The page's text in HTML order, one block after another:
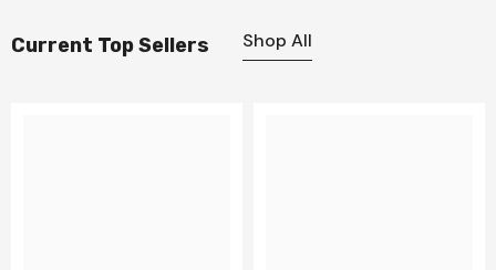
Current Top Sellers Shop All